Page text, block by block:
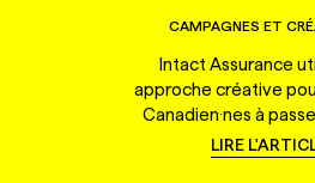
CAMPAGNES ET
Intact Assurance
approche créative
Canadien·nes à
LIRE